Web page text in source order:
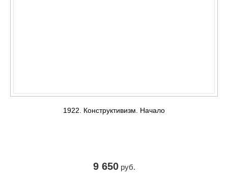
1922. Конструктивизм. Начало
9 650руб.